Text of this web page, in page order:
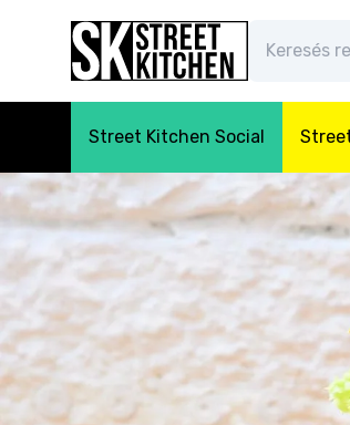
Street Kitchen Social